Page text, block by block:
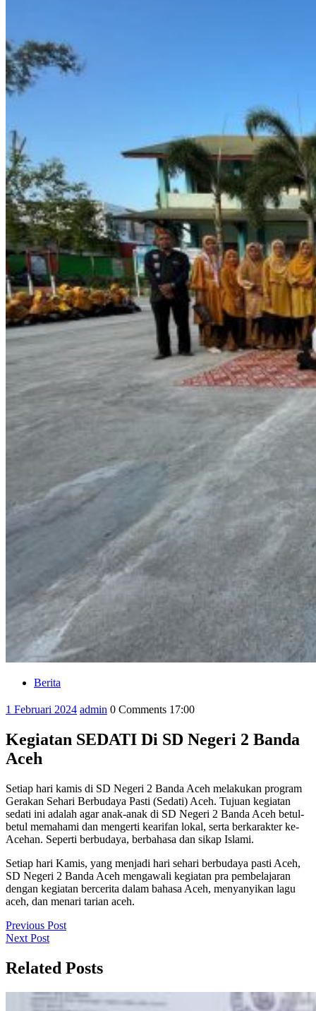
Berita
Category
1 Februari 20241
2024
admin admin
0 Comments 17:00
Kegiatan SEDATI Di SD Negeri 2 Banda
Aceh
Setiap hari kamis di SD Negeri 2 Banda Aceh melakukan program
Gerakan Sehari Berbudaya Pasti (Sedati) Aceh. Tujuan kegiatan
sedati ini adalah agar anak-anak di SD Negeri 2 Banda Aceh betul-
betul memahami dan mengerti kearifan lokal, serta berkarakter ke-
Acehan. Seperti berbudaya, berbahasa dan sikap Islami.
Setiap hari Kamis, yang menjadi hari sehari berbudaya pasti Aceh,
SD Negeri 2 Banda Aceh mengawali kegiatan pra pembelajaran
dengan kegiatan bercerita dalam bahasa Aceh, menyanyikan lagu
aceh, dan menari tarian aceh.
Navigasi
pos
Previous PostPrevious
Next PostNext
Related Posts